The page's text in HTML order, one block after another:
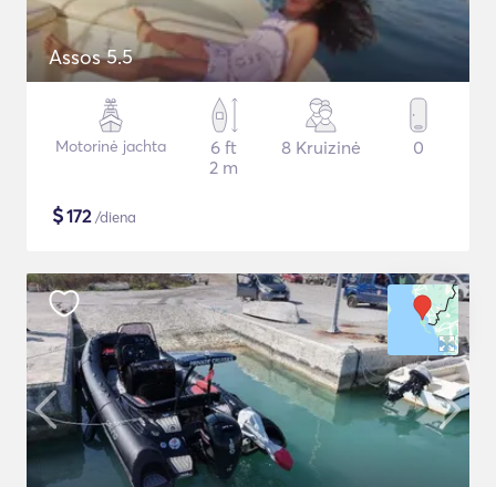
Assos 5.5
Motorinė jachta
6 ft
2 m
8 Kruizinė 0
$172/diena